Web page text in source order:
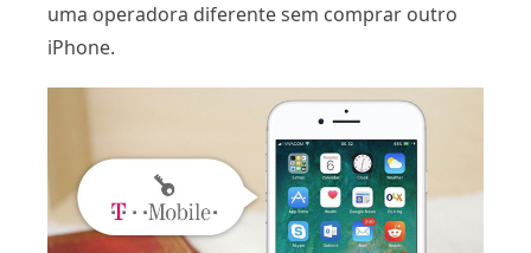
uma operadora diferente sem comprar outro
iPhone.